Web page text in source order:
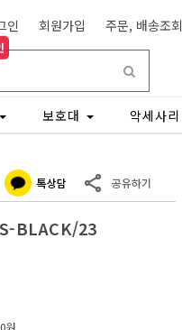
인 회원가입 주문, 배송조회
보호대 악세사리
BLACK/23
원